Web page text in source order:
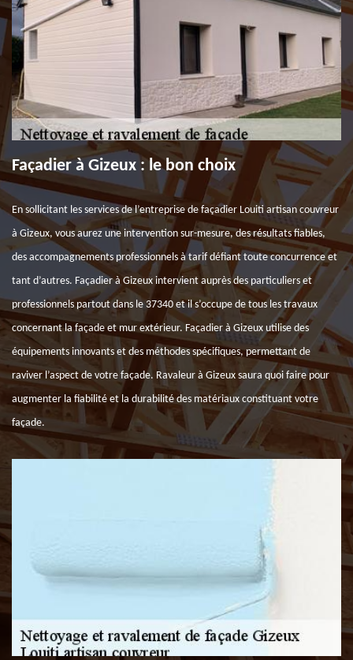
Façadier à Gizeux : le bon choix
En sollicitant les services de l’entreprise de façadier Louiti artisan couvreur
à Gizeux, vous aurez une intervention sur-mesure, des résultats fiables,
des accompagnements professionnels à tarif défiant toute concurrence et
tant d’autres. Façadier à Gizeux intervient auprès des particuliers et
professionnels partout dans le 37340 et il s’occupe de tous les travaux
concernant la façade et mur extérieur. Façadier à Gizeux utilise des
équipements innovants et des méthodes spécifiques, permettant de
raviver l’aspect de votre façade. Ravaleur à Gizeux saura quoi faire pour
augmenter la fiabilité et la durabilité des matériaux constituant votre
façade.